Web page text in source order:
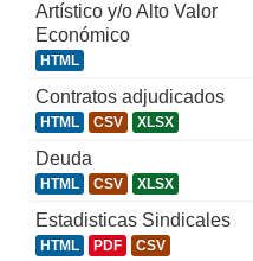
Artístico y/o Alto Valor
Económico
HTML
Contratos adjudicados
HTML CSV XLSX
Deuda
HTML CSV XLSX
Estadisticas Sindicales
HTML PDF CSV